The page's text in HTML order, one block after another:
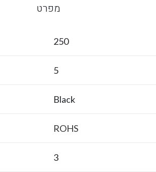
מפרט
250
5
Black
ROHS
3